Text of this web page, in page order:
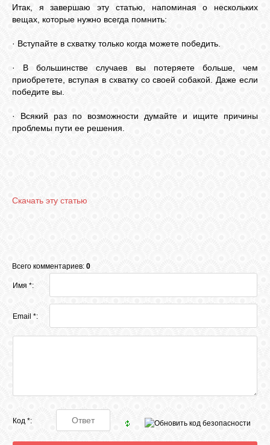
Итак, я завершаю эту статью, напоминая о нескольких
вещах, которые нужно всегда помнить:
· Вступайте в схватку только когда можете победить.
· В большинстве случаев вы потеряете больше, чем
приобретете, вступая в схватку со своей собакой. Даже если
победите вы.
· Всякий раз по возможности думайте и ищите причины
проблемы пути ее решения.
Скачать эту статью
Всего комментариев: 0
Имя *:
Email *:
Код *: